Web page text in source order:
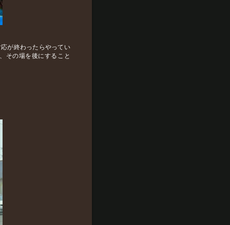
が終わったらやってい
その場を後にすること